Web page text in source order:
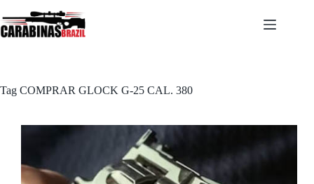
para
o
Tag COMPRAR GLOCK G-25 CAL. 380